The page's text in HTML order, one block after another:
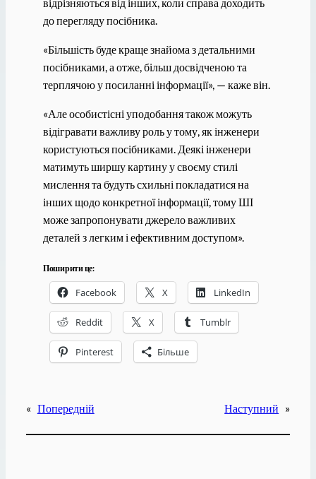
до перегляду посібника.
«Більшість буде краще знайома з детальними
посібниками, а отже, більш досвідченою та
терплячою у посиланні інформації», — каже він.
«Але особистісні уподобання також можуть
відігравати важливу роль у тому, як інженери
користуються посібниками. Деякі інженери
матимуть ширшу картину у своєму стилі
мислення та будуть схильні покладатися на
інших щодо конкретної інформації, тому ШІ
може запропонувати джерело важливих
деталей з легким і ефективним доступом».
Поширити це:
Facebook X LinkedIn
Reddit X Tumblr
Pinterest Більше
« Попередній Наступний »